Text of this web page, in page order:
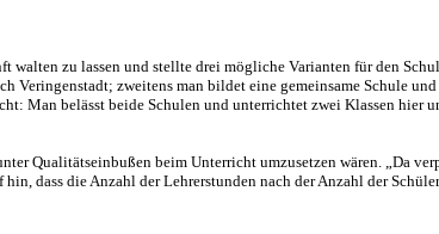
zu lassen und stellte drei mögliche Varianten für den
Veringenstadt; zweitens man bildet eine gemeinsame Schule
Man belässt beide Schulen und unterrichtet zwei Klassen hier
Qualitätseinbußen beim Unterricht umzusetzen wären. „Da
dass die Anzahl der Lehrerstunden nach der Anzahl der